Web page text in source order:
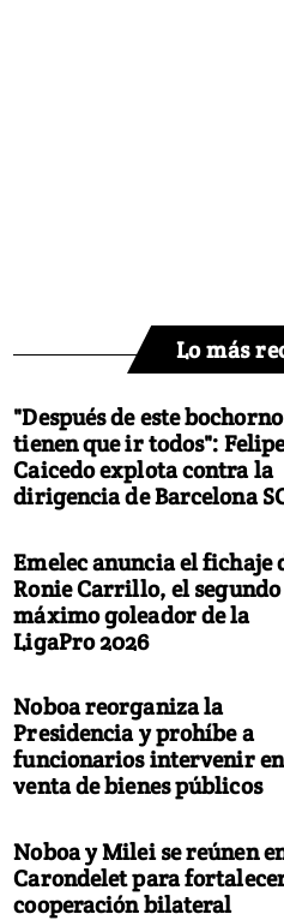
Lo más
"Después de este
tienen que ir todos":
Caicedo explota contra la
dirigencia de Barcelona
Emelec anuncia el fichaje
Ronie Carrillo, el segundo
máximo goleador de la
LigaPro 2026
Noboa reorganiza la
Presidencia y prohíbe a
funcionarios intervenir en
venta de bienes públicos
Noboa y Milei se reúnen
Carondelet para
cooperación bilateral